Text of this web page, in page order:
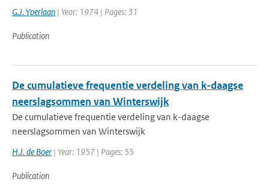
G.J. Yperlaan | Year: 1974 | Pages: 31
Publication
De cumulatieve frequentie verdeling van k-daagse
neerslagsommen van Winterswijk
De cumulatieve frequentie verdeling van k-daagse
neerslagsommen van Winterswijk
H.J. de Boer | Year: 1957 | Pages: 55
Publication